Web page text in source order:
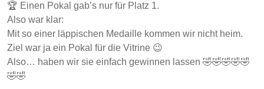
🏆 Einen Pokal gab’s nur für Platz 1.
Also war klar:
Mit so einer läppischen Medaille kommen wir nicht heim.
Ziel war ja ein Pokal für die Vitrine 😉
Also… haben wir sie einfach gewinnen lassen 🤣🤣🤣🤣🤣
🤣🤣